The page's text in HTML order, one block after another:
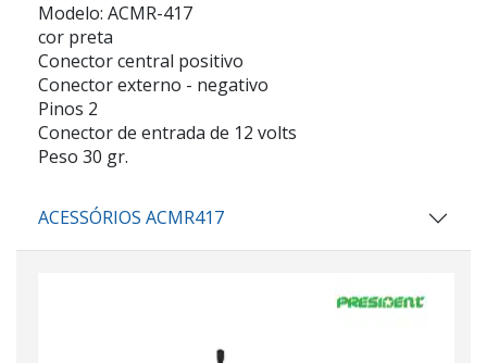
Modelo: ACMR-417
cor preta
Conector central positivo
Conector externo - negativo
Pinos 2
Conector de entrada de 12 volts
Peso 30 gr.
ACESSÓRIOS ACMR417